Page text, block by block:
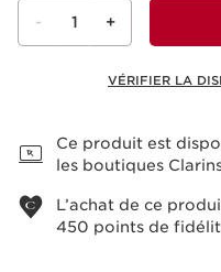
- 1 +
VÉRIFIER LA
Ce produit est
les boutiques
L’achat de ce
450 points de